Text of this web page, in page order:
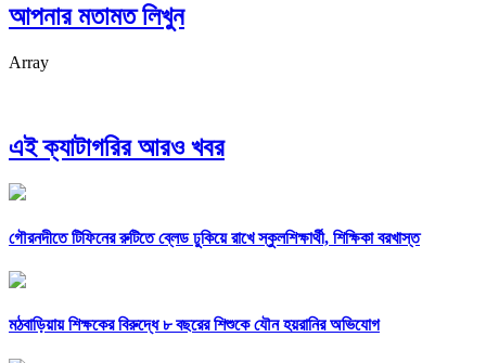
আপনার মতামত লিখুন
Array
এই ক্যাটাগরির আরও খবর
গৌরনদীতে টিফিনের রুটিতে ব্লেড ঢুকিয়ে রাখে স্কুলশিক্ষার্থী, শিক্ষিকা বরখাস্ত
মঠবাড়িয়ায় শিক্ষকের বিরুদ্ধে ৮ বছরের শিশুকে যৌন হয়রানির অভিযোগ